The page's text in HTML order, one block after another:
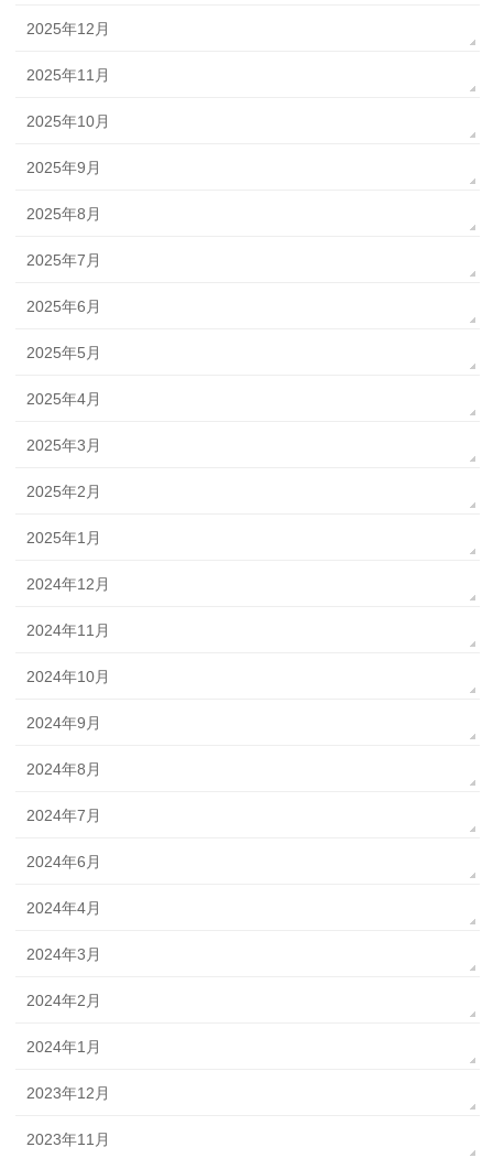
2025年12月
2025年11月
2025年10月
2025年9月
2025年8月
2025年7月
2025年6月
2025年5月
2025年4月
2025年3月
2025年2月
2025年1月
2024年12月
2024年11月
2024年10月
2024年9月
2024年8月
2024年7月
2024年6月
2024年4月
2024年3月
2024年2月
2024年1月
2023年12月
2023年11月